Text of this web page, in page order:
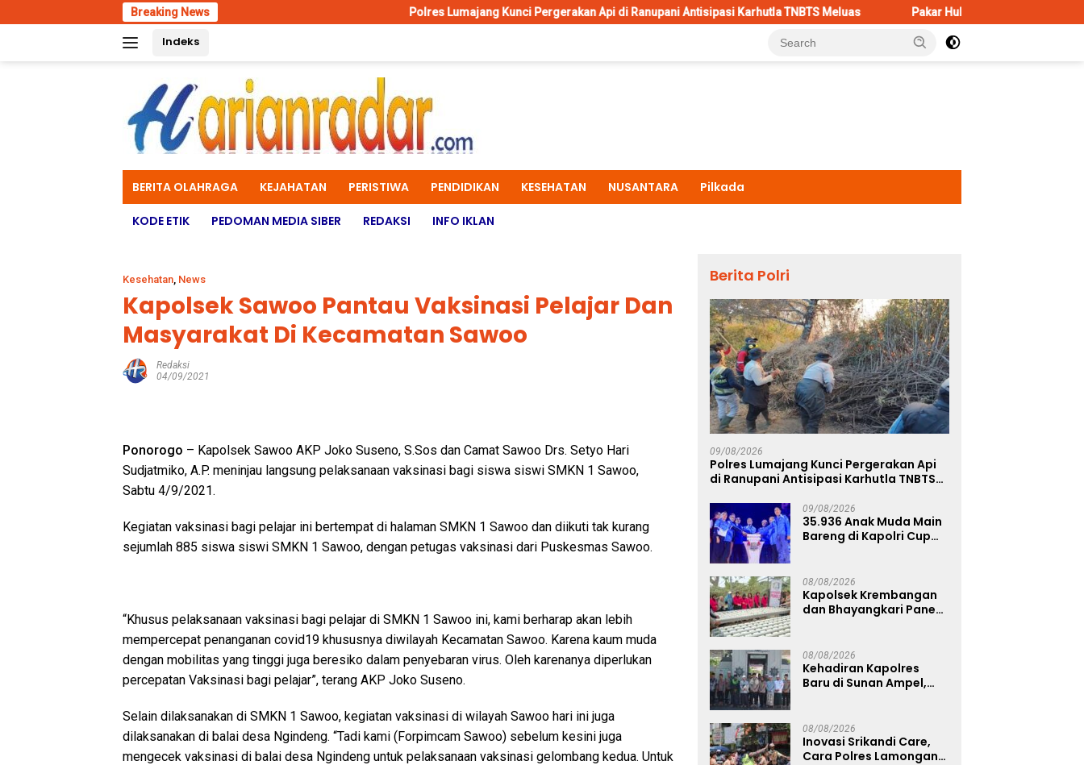
to
Breaking News Polres Lumajang Kunci Pergerakan Api di Ranupani Antisipasi Karhutla TNBTS Meluas Pakar Hukum Dorong Polri Tindak Tegas Konten
Indeks
BERITA OLAHRAGA KEJAHATAN PERISTIWA PENDIDIKAN KESEHATAN NUSANTARA Pilkada
KODE ETIK PEDOMAN MEDIA SIBER REDAKSI INFO IKLAN
Kesehatan, News
Kapolsek Sawoo Pantau Vaksinasi Pelajar Dan
Masyarakat Di Kecamatan Sawoo
Redaksi
04/09/2021
Ponorogo – Kapolsek Sawoo AKP Joko Suseno, S.Sos dan Camat Sawoo Drs. Setyo Hari
Sudjatmiko, A.P. meninjau langsung pelaksanaan vaksinasi bagi siswa siswi SMKN 1 Sawoo,
Sabtu 4/9/2021.
Kegiatan vaksinasi bagi pelajar ini bertempat di halaman SMKN 1 Sawoo dan diikuti tak kurang
sejumlah 885 siswa siswi SMKN 1 Sawoo, dengan petugas vaksinasi dari Puskesmas Sawoo.
“Khusus pelaksanaan vaksinasi bagi pelajar di SMKN 1 Sawoo ini, kami berharap akan lebih
mempercepat penanganan covid19 khususnya diwilayah Kecamatan Sawoo. Karena kaum muda
dengan mobilitas yang tinggi juga beresiko dalam penyebaran virus. Oleh karenanya diperlukan
percepatan Vaksinasi bagi pelajar”, terang AKP Joko Suseno.
Selain dilaksanakan di SMKN 1 Sawoo, kegiatan vaksinasi di wilayah Sawoo hari ini juga
dilaksanakan di balai desa Ngindeng. “Tadi kami (Forpimcam Sawoo) sebelum kesini juga
mengecek vaksinasi di balai desa Ngindeng untuk pelaksanaan vaksinasi gelombang kedua. Untuk
Berita Polri
09/08/2026
Polres Lumajang Kunci Pergerakan Api
di Ranupani Antisipasi Karhutla TNBTS
09/08/2026
35.936 Anak Muda Main
Bareng di Kapolri Cup
Penonton, Jadilah
Talenta Digital
08/08/2026
Kapolsek Krembangan
dan Bhayangkari Panen
Ketahanan Pangan
08/08/2026
Kehadiran Kapolres
Baru di Sunan Ampel,
dan Ulama
08/08/2026
Inovasi Srikandi Care,
Cara Polres Lamongan